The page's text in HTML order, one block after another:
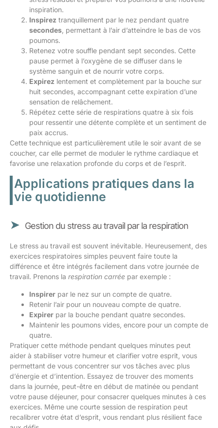
inspiration.
Inspirez tranquillement par le nez pendant quatre
secondes, permettant à l’air d’atteindre le bas de vos
poumons.
Retenez votre souffle pendant sept secondes. Cette
pause permet à l’oxygène de se diffuser dans le
système sanguin et de nourrir votre corps.
Expirez lentement et complètement par la bouche sur
huit secondes, accompagnant cette expiration d’une
sensation de relâchement.
Répétez cette série de respirations quatre à six fois
pour ressentir une détente complète et un sentiment de
paix accrus.
Cette technique est particulièrement utile le soir avant de se
coucher, car elle permet de moduler le rythme cardiaque et
favorise une relaxation profonde du corps et de l’esprit.
Applications pratiques dans la
vie quotidienne
Gestion du stress au travail par la respiration
Le stress au travail est souvent inévitable. Heureusement, des
exercices respiratoires simples peuvent faire toute la
différence et être intégrés facilement dans votre journée de
travail. Prenons la respiration carrée par exemple :
Inspirer par le nez sur un compte de quatre.
Retenir l’air pour un nouveau compte de quatre.
Expirer par la bouche pendant quatre secondes.
Maintenir les poumons vides, encore pour un compte de
quatre.
Pratiquer cette méthode pendant quelques minutes peut
aider à stabiliser votre humeur et clarifier votre esprit, vous
permettant de vous concentrer sur vos tâches avec plus
d’énergie et d’intention. Essayez de trouver des moments
dans la journée, peut-être en début de matinée ou pendant
votre pause déjeuner, pour consacrer quelques minutes à ces
exercices. Même une courte session de respiration peut
recalibrer votre état d’esprit, vous rendant plus résilient face